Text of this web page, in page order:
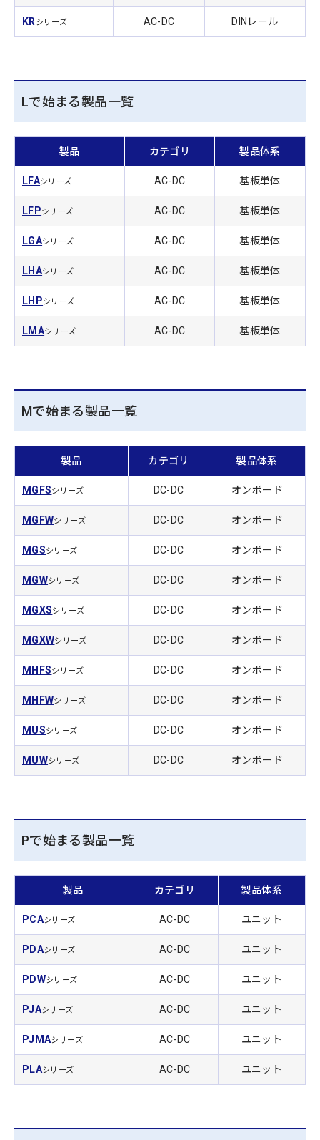
KR シリーズ AC-DC DINレール
Lで始まる製品一覧
製品 カテゴリ 製品体系
LFAシリーズ AC-DC 基板単体
LFPシリーズ AC-DC 基板単体
LGAシリーズ AC-DC 基板単体
LHAシリーズ AC-DC 基板単体
LHPシリーズ AC-DC 基板単体
LMAシリーズ AC-DC 基板単体
Mで始まる製品一覧
製品 カテゴリ 製品体系
MGFSシリーズ DC-DC オンボード
MGFWシリーズ DC-DC オンボード
MGSシリーズ DC-DC オンボード
MGWシリーズ DC-DC オンボード
MGXSシリーズ DC-DC オンボード
MGXWシリーズ DC-DC オンボード
MHFSシリーズ DC-DC オンボード
MHFWシリーズ DC-DC オンボード
MUSシリーズ DC-DC オンボード
MUWシリーズ DC-DC オンボード
Pで始まる製品一覧
製品 カテゴリ 製品体系
PCAシリーズ AC-DC ユニット
PDAシリーズ AC-DC ユニット
PDWシリーズ AC-DC ユニット
PJAシリーズ AC-DC ユニット
PJMAシリーズ AC-DC ユニット
PLAシリーズ AC-DC ユニット